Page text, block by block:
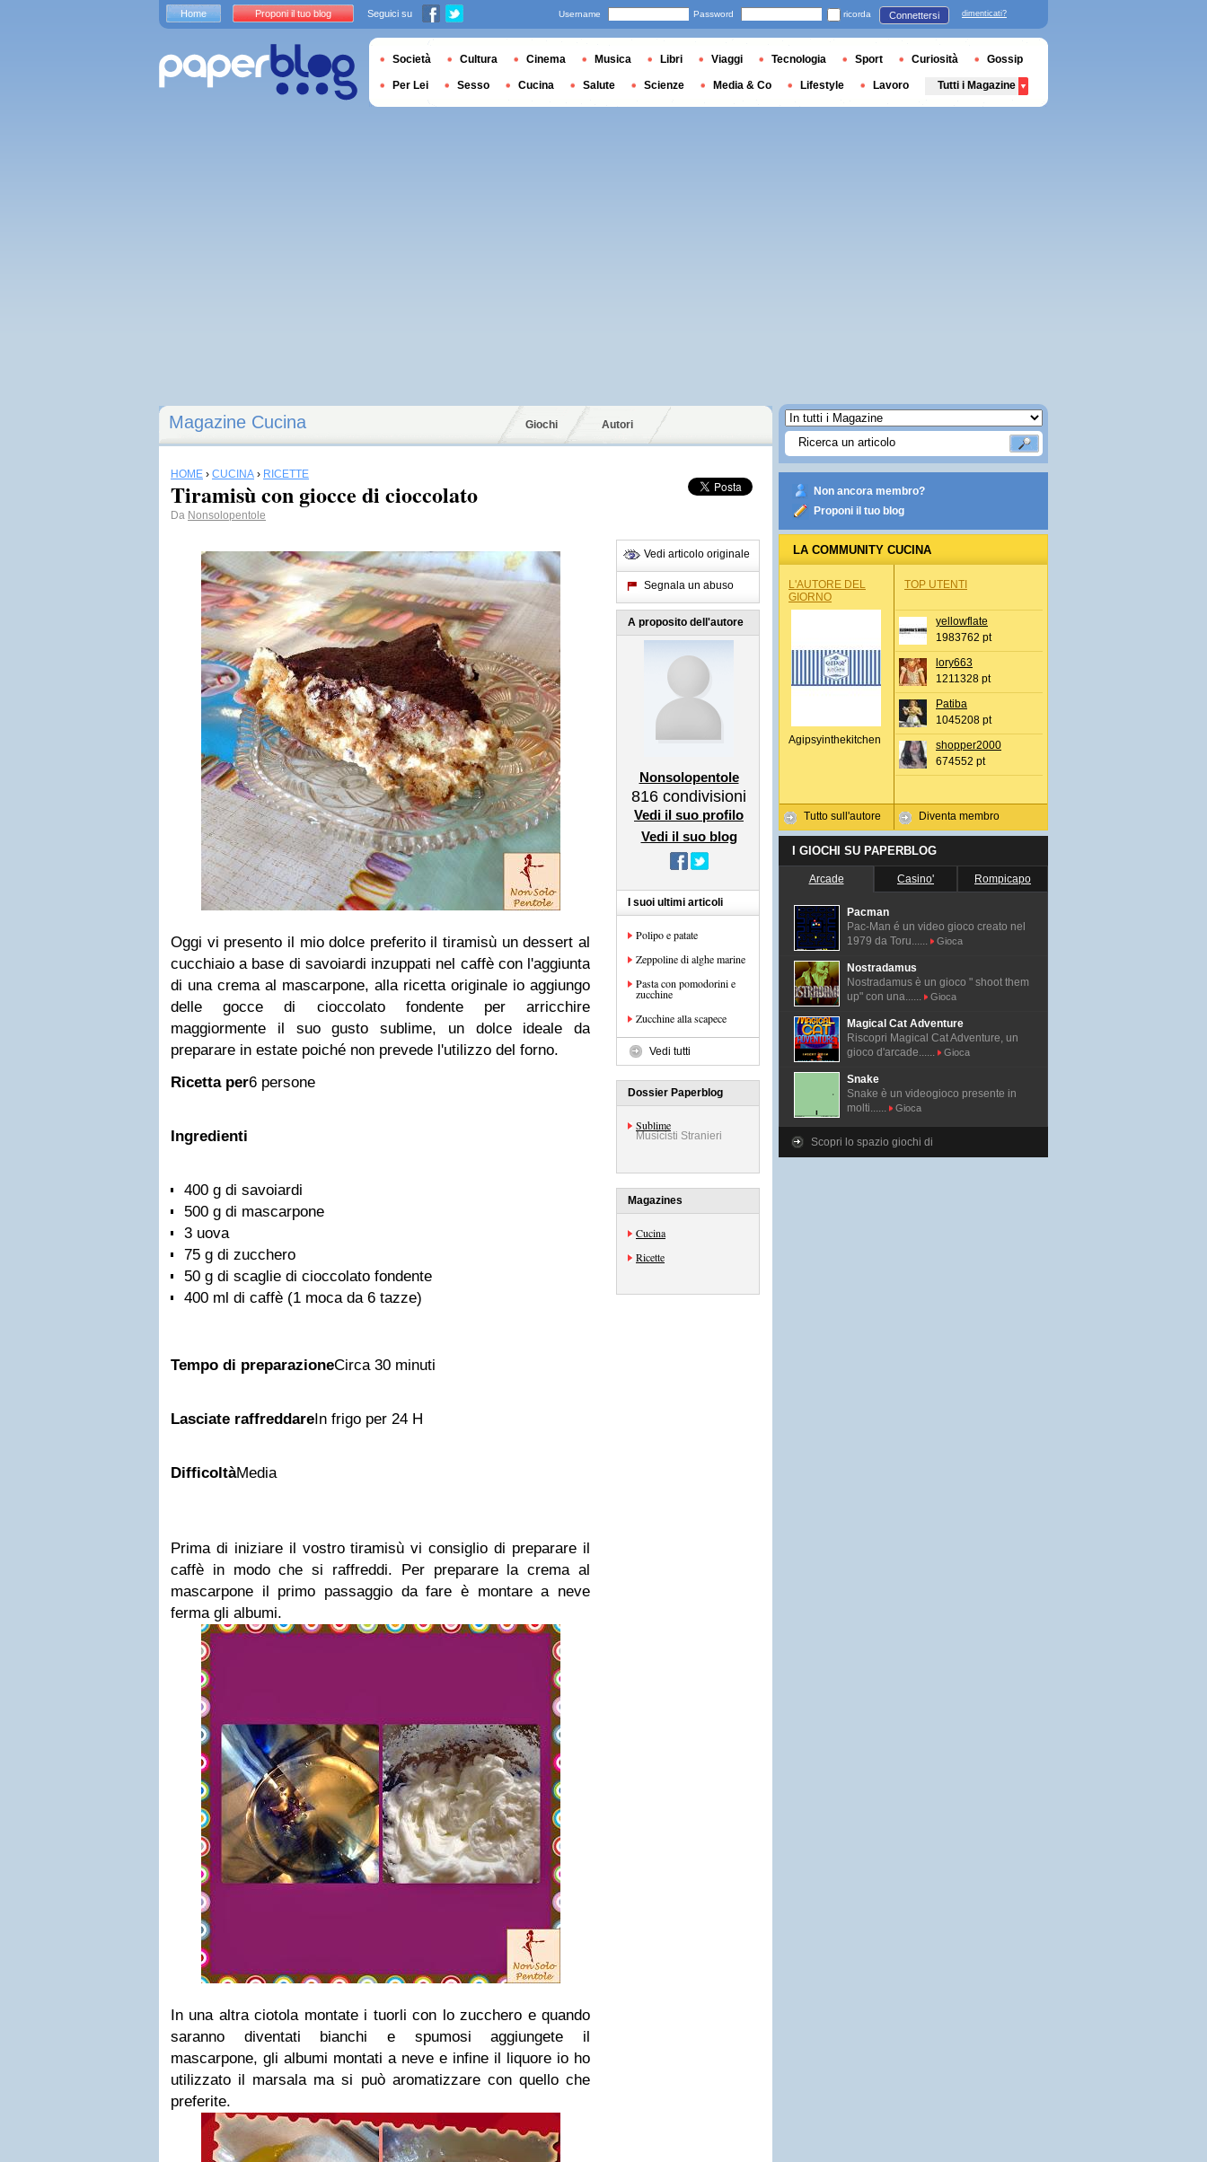
Magazine Cucina Giochi Autori
HOME › CUCINA › RICETTE
Tiramisù con giocce di cioccolato
Da Nonsolopentole
Oggi vi presento il mio dolce preferito il tiramisù un dessert al
cucchiaio a base di savoiardi inzuppati nel caffè con l'aggiunta
di una crema al mascarpone, alla ricetta originale io aggiungo
delle gocce di cioccolato fondente per arricchire
maggiormente il suo gusto sublime, un dolce ideale da
preparare in estate poiché non prevede l'utilizzo del forno.
Ricetta per6 persone
Ingredienti
400 g di savoiardi
500 g di mascarpone
3 uova
75 g di zucchero
50 g di scaglie di cioccolato fondente
400 ml di caffè (1 moca da 6 tazze)
Tempo di preparazioneCirca 30 minuti
Lasciate raffreddareIn frigo per 24 H
DifficoltàMedia
Prima di iniziare il vostro tiramisù vi consiglio di preparare il
caffè in modo che si raffreddi. Per preparare la crema al
mascarpone il primo passaggio da fare è montare a neve
ferma gli albumi.
In una altra ciotola montate i tuorli con lo zucchero e quando
saranno diventati bianchi e spumosi aggiungete il
mascarpone, gli albumi montati a neve e infine il liquore io ho
utilizzato il marsala ma si può aromatizzare con quello che
preferite.
Vedi articolo originale
Segnala un abuso
A proposito dell'autore
Nonsolopentole
816 condivisioni
Vedi il suo profilo
Vedi il suo blog
I suoi ultimi articoli
Polipo e patate
Zeppoline di alghe marine
Pasta con pomodorini e
zucchine
Zucchine alla scapece
Vedi tutti
Dossier Paperblog
Sublime
Musicisti Stranieri
Magazines
Cucina
Ricette
Non ancora membro?
Proponi il tuo blog
LA COMMUNITY CUCINA
L'AUTORE DEL
GIORNO
Agipsyinthekitchen
Tutto sull'autore
TOP UTENTI
yellowflate
1983762 pt
lory663
1211328 pt
Patiba
1045208 pt
shopper2000
674552 pt
Diventa membro
I GIOCHI SU PAPERBLOG
Arcade Casino' Rompicapo
Pacman
Pac-Man é un video gioco creato nel
1979 da Toru......
Gioca
Nostradamus
Nostradamus è un gioco " shoot them
up" con una......
Gioca
Magical Cat Adventure
Riscopri Magical Cat Adventure, un
gioco d'arcade......
Gioca
Snake
Snake è un videogioco presente in
molti......
Gioca
Scopri lo spazio giochi di
Home Proponi il tuo blog Seguici su Username Password ricorda Connettersi dimenticati?
Società Cultura Cinema Musica Libri Viaggi Tecnologia Sport Curiosità Gossip
Per Lei Sesso Cucina Salute Scienze Media & Co Lifestyle Lavoro Tutti i Magazine